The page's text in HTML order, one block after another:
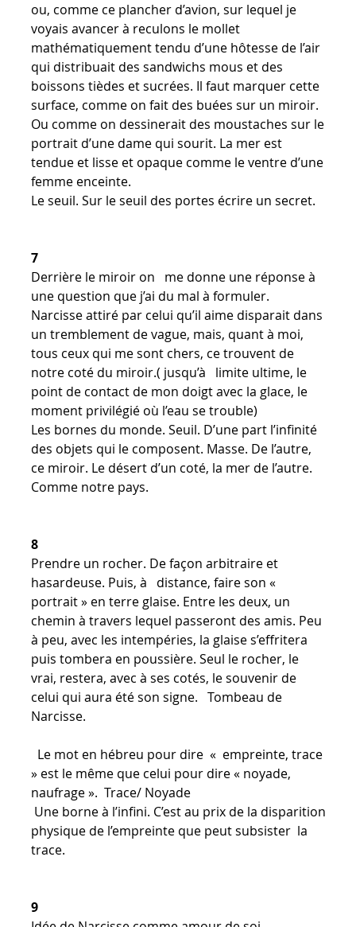
ou, comme ce plancher d’avion, sur lequel je
voyais avancer à reculons le mollet
mathématiquement tendu d’une hôtesse de l’air
qui distribuait des sandwichs mous et des
boissons tièdes et sucrées. Il faut marquer cette
surface, comme on fait des buées sur un miroir.
Ou comme on dessinerait des moustaches sur le
portrait d’une dame qui sourit. La mer est
tendue et lisse et opaque comme le ventre d’une
femme enceinte.
Le seuil. Sur le seuil des portes écrire un secret.
7
Derrière le miroir on me donne une réponse à
une question que j’ai du mal à formuler.
Narcisse attiré par celui qu’il aime disparait dans
un tremblement de vague, mais, quant à moi,
tous ceux qui me sont chers, ce trouvent de
notre coté du miroir.( jusqu’à limite ultime, le
point de contact de mon doigt avec la glace, le
moment privilégié où l’eau se trouble)
Les bornes du monde. Seuil. D’une part l’infinité
des objets qui le composent. Masse. De l’autre,
ce miroir. Le désert d’un coté, la mer de l’autre.
Comme notre pays.
8
Prendre un rocher. De façon arbitraire et
hasardeuse. Puis, à distance, faire son «
portrait » en terre glaise. Entre les deux, un
chemin à travers lequel passeront des amis. Peu
à peu, avec les intempéries, la glaise s’effritera
puis tombera en poussière. Seul le rocher, le
vrai, restera, avec à ses cotés, le souvenir de
celui qui aura été son signe. Tombeau de
Narcisse.
Le mot en hébreu pour dire « empreinte, trace
» est le même que celui pour dire « noyade,
naufrage ». Trace/ Noyade
Une borne à l’infini. C’est au prix de la disparition
physique de l’empreinte que peut subsister la
trace.
9